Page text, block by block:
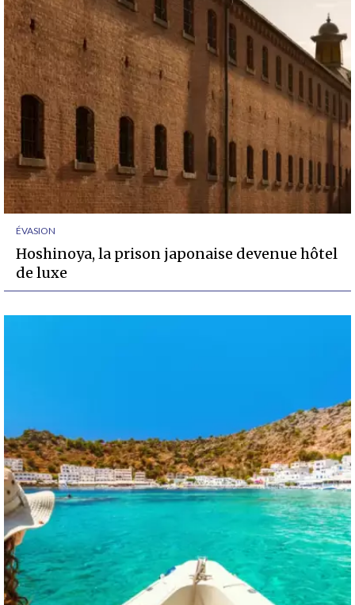
ÉVASION
Hoshinoya, la prison japonaise devenue hôtel
de luxe